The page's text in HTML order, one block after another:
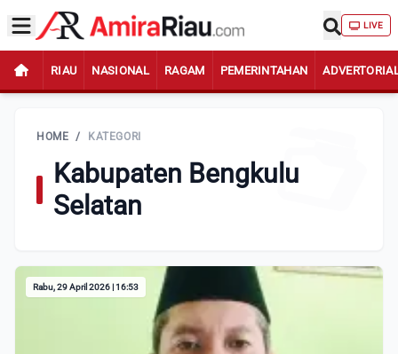
LIVE
RIAU NASIONAL RAGAM PEMERINTAHAN
HOME / KATEGORI
Kabupaten Bengkulu
Selatan
Rabu, 29 April 2026 | 16:53